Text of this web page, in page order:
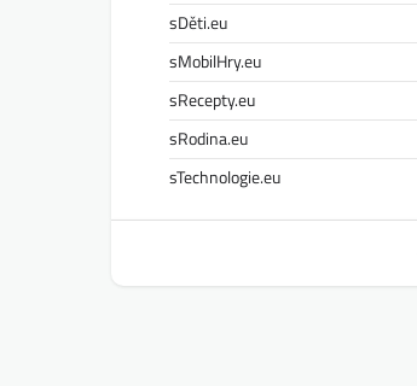
sDěti.eu
sMobilHry.eu
sRecepty.eu
sRodina.eu
sTechnologie.eu